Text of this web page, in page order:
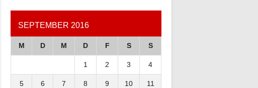
SEPTEMBER 2016
M D M D F S S
1 2 3 4
5 6 7 8 9 10 11